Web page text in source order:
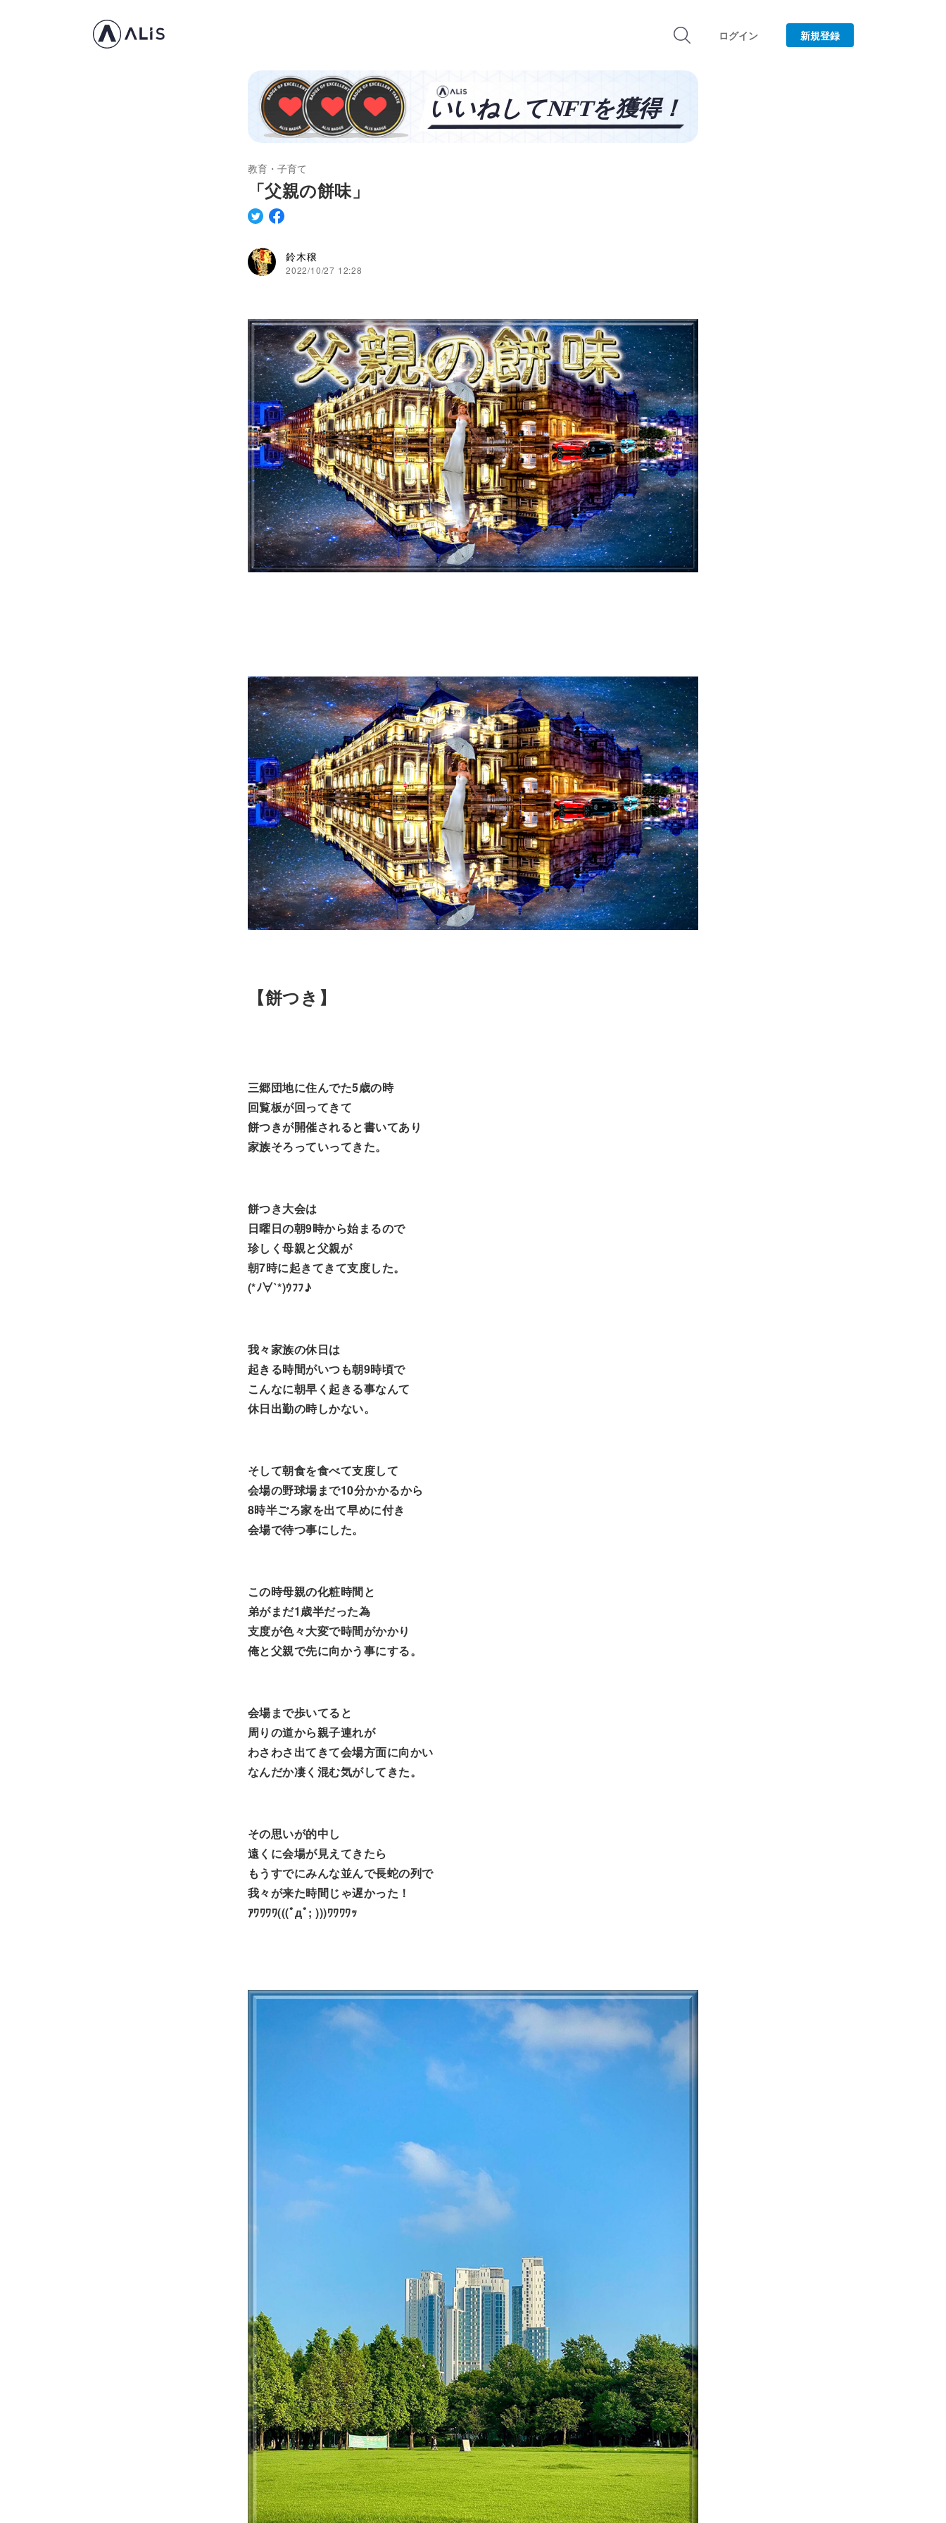
ログイン 新規登録
教育・子育て
「父親の餅味」
鈴木穣
2022/10/27 12:28
【餅つき】
三郷団地に住んでた5歳の時
回覧板が回ってきて
餅つきが開催されると書いてあり
家族そろっていってきた。
餅つき大会は
日曜日の朝9時から始まるので
珍しく母親と父親が
朝7時に起きてきて支度した。
(*ﾉ∀`*)ｳﾌﾌ♪
我々家族の休日は
起きる時間がいつも朝9時頃で
こんなに朝早く起きる事なんて
休日出勤の時しかない。
そして朝食を食べて支度して
会場の野球場まで10分かかるから
8時半ごろ家を出て早めに付き
会場で待つ事にした。
この時母親の化粧時間と
弟がまだ1歳半だった為
支度が色々大変で時間がかかり
俺と父親で先に向かう事にする。
会場まで歩いてると
周りの道から親子連れが
わさわさ出てきて会場方面に向かい
なんだか凄く混む気がしてきた。
その思いが的中し
遠くに会場が見えてきたら
もうすでにみんな並んで長蛇の列で
我々が来た時間じゃ遅かった！
ｱﾜﾜﾜﾜ(((ﾟдﾟ; )))ﾜﾜﾜﾜｯ